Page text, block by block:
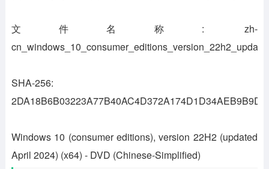
文件名称: zh-
SHA-256:
Windows 10 (consumer editions), version 22H2 (updated
April 2024) (x64) - DVD (Chinese-Simplified)